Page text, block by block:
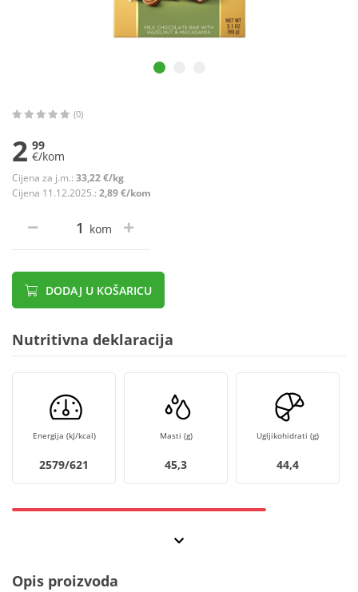
(0)
2 99
€/kom
Cijena za j.m.: 33,22 €/kg
Cijena 11.12.2025.: 2,89 €/kom
kom
DODAJ U KOŠARICU
Nutritivna deklaracija
Energija (kJ/kcal)
2579/621
Masti (g)
45,3
Ugljikohidrati (g)
44,4
Opis proizvoda